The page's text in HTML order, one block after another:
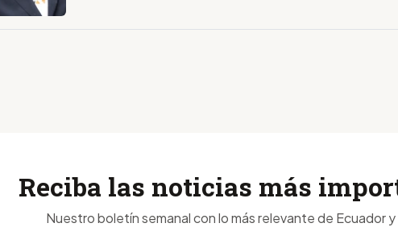
Reciba las noticias más
Nuestro boletín semanal con lo más relevante de Ecuador